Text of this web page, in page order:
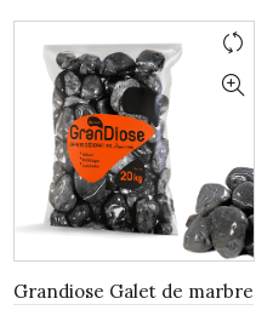
Grandiose Galet de marbre